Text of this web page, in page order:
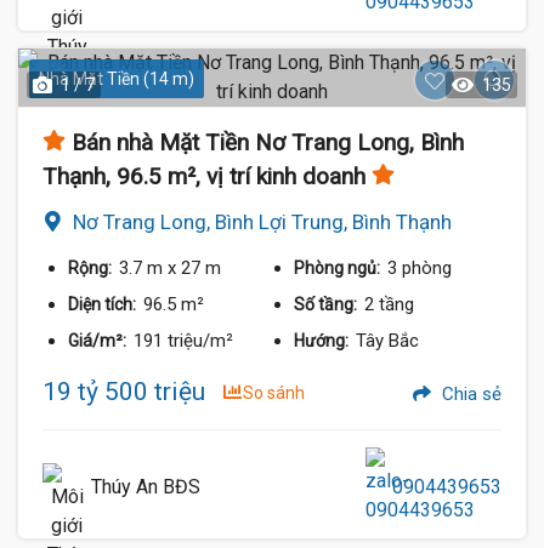
Nhà Mặt Tiền (14 m)
1 / 7 135
Bán nhà Mặt Tiền Nơ Trang Long, Bình
Thạnh, 96.5 m², vị trí kinh doanh
Nơ Trang Long, Bình Lợi Trung, Bình Thạnh
Rộng: 3.7 m x 27 m Phòng ngủ: 3 phòng
Diện tích: 96.5 m² Số tầng: 2 tầng
Giá/m²: 191 triệu/m² Hướng: Tây Bắc
19 tỷ 500 triệu So sánh Chia sẻ
Thúy An BĐS 0904439653